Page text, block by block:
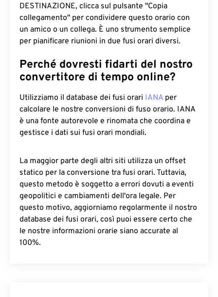
DESTINAZIONE, clicca sul pulsante "Copia
collegamento" per condividere questo orario con
un amico o un collega. È uno strumento semplice
per pianificare riunioni in due fusi orari diversi.
Perché dovresti fidarti del nostro
convertitore di tempo online?
Utilizziamo il database dei fusi orari IANA per
calcolare le nostre conversioni di fuso orario. IANA
è una fonte autorevole e rinomata che coordina e
gestisce i dati sui fusi orari mondiali.
La maggior parte degli altri siti utilizza un offset
statico per la conversione tra fusi orari. Tuttavia,
questo metodo è soggetto a errori dovuti a eventi
geopolitici e cambiamenti dell'ora legale. Per
questo motivo, aggiorniamo regolarmente il nostro
database dei fusi orari, così puoi essere certo che
le nostre informazioni orarie siano accurate al
100%.